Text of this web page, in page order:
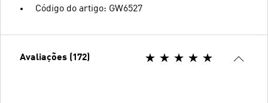
Código do artigo: GW6527
Avaliações (172)